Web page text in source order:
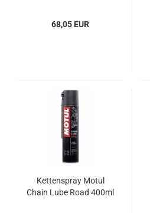
68,05 EUR
Kettenspray Motul
Chain Lube Road 400ml